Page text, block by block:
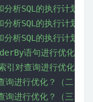
析SQL的执行计划？
析SQL的执行计划？
析SQL的执行计划（
语句进行优化？
对查询进行优化？（
进行优化？（二）
进行优化？（三）